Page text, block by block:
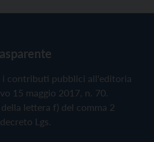
i contributi pubblici all'editoria
15 maggio 2017, n. 70.
lettera f) del comma 2
Lgs.